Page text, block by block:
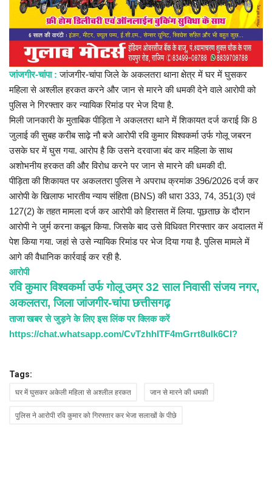
जांजगीर-चांपा : जांजगीर-चांपा जिले के अकलतरा थाना क्षेत्र में घर में घुसकर
महिला से अश्लील हरकत करने और जान से मारने की धमकी देने वाले आरोपी को
पुलिस ने गिरफ्तार कर न्यायिक रिमांड पर भेज दिया है.
मिली जानकारी के मुताबिक पीड़िता ने अकलतरा थाने में शिकायत दर्ज कराई कि 8
जुलाई की सुबह करीब साढ़े नौ बजे आरोपी रवि कुमार विश्वकर्मा उर्फ गोलू जबरन
उसके घर में घुस गया. आरोप है कि उसने दरवाजा बंद कर महिला के साथ
अशोभनीय हरकत की और विरोध करने पर जान से मारने की धमकी दी.
पीड़िता की शिकायत पर अकलतरा पुलिस ने अपराध क्रमांक 396/2026 दर्ज कर
आरोपी के खिलाफ भारतीय न्याय संहिता (BNS) की धारा 333, 74, 351(3) एवं
127(2) के तहत मामला दर्ज कर आरोपी को हिरासत में लिया. पूछताछ के दौरान
आरोपी ने जुर्म करना कबूल किया. जिसके बाद उसे विधिवत गिरफ्तार कर अदालत में
पेश किया गया. जहां से उसे न्यायिक रिमांड पर भेज दिया गया है. पुलिस मामले में
आगे की वैधानिक कार्रवाई कर रही है.
आरोपी
रवि कुमार विश्वकर्मा उर्फ गोलू उम्र 32 साल निवासी संजय नगर,
अकलतरा, जिला जांजगीर-चांपा छत्तीसगढ़
ताजा खबर से जुड़ने के लिए इस लिंक पर क्लिक करें
https://chat.whatsapp.com/CvTzhhITF4mGrrt8ulk6CI?
Tags:
घर में घुसकर अकेली महिला से अश्लील हरकत जान से मारने की धमकी
पुलिस ने आरोपी रवि कुमार को गिरफ्तार कर भेजा सलाखों के पीछे